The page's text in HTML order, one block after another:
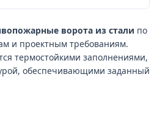
ворота из стали по
и проектным требованиям.
термостойкими заполнениями,
обеспечивающими заданный